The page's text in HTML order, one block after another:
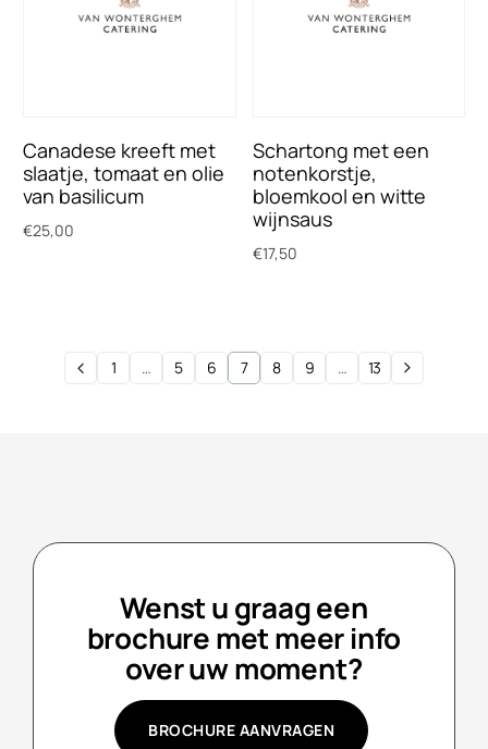
Canadese kreeft met
slaatje, tomaat en olie
van basilicum
€25,00
Schartong met een
notenkorstje,
bloemkool en witte
wijnsaus
€17,50
1 … 5 6 7 8 9 … 13
Wenst u graag een
brochure met meer info
over uw moment?
BROCHURE AANVRAGEN